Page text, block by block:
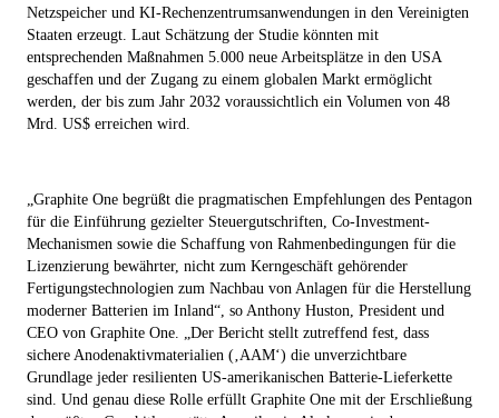
Netzspeicher und KI-Rechenzentrumsanwendungen in den Vereinigten
Staaten erzeugt. Laut Schätzung der Studie könnten mit
entsprechenden Maßnahmen 5.000 neue Arbeitsplätze in den USA
geschaffen und der Zugang zu einem globalen Markt ermöglicht
werden, der bis zum Jahr 2032 voraussichtlich ein Volumen von 48
Mrd. US$ erreichen wird.
„Graphite One begrüßt die pragmatischen Empfehlungen des Pentagon
für die Einführung gezielter Steuergutschriften, Co-Investment-
Mechanismen sowie die Schaffung von Rahmenbedingungen für die
Lizenzierung bewährter, nicht zum Kerngeschäft gehörender
Fertigungstechnologien zum Nachbau von Anlagen für die Herstellung
moderner Batterien im Inland“, so Anthony Huston, President und
CEO von Graphite One. „Der Bericht stellt zutreffend fest, dass
sichere Anodenaktivmaterialien (‚ AAM‘) die unverzichtbare
Grundlage jeder resilienten US-amerikanischen Batterie-Lieferkette
sind. Und genau diese Rolle erfüllt Graphite One mit der Erschließung